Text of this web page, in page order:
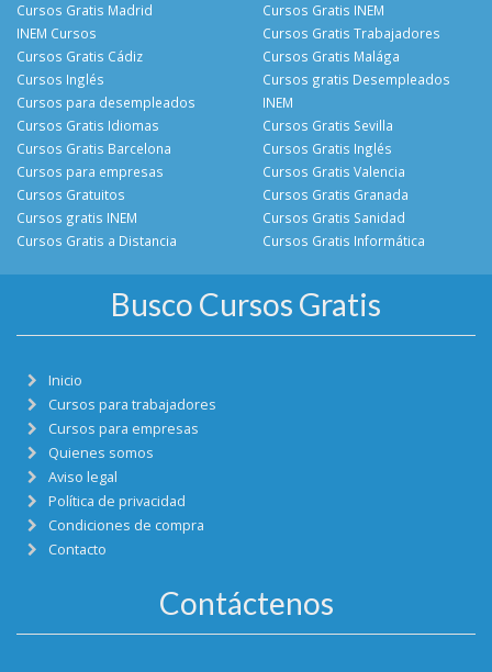
Cursos Gratis Madrid
INEM Cursos
Cursos Gratis Cádiz
Cursos Gratis INEM
Cursos Gratis Trabajadores
Cursos Gratis Malága
Cursos Inglés
Cursos para desempleados
Cursos Gratis Idiomas
Cursos Gratis Barcelona
Cursos gratis Desempleados
INEM
Cursos Gratis Sevilla
Cursos Gratis Inglés
Cursos para empresas
Cursos Gratuitos
Cursos gratis INEM
Cursos Gratis a Distancia
Cursos Gratis Valencia
Cursos Gratis Granada
Cursos Gratis Sanidad
Cursos Gratis Informática
Busco Cursos Gratis
Inicio
Cursos para trabajadores
Cursos para empresas
Quienes somos
Aviso legal
Política de privacidad
Condiciones de compra
Contacto
Contáctenos